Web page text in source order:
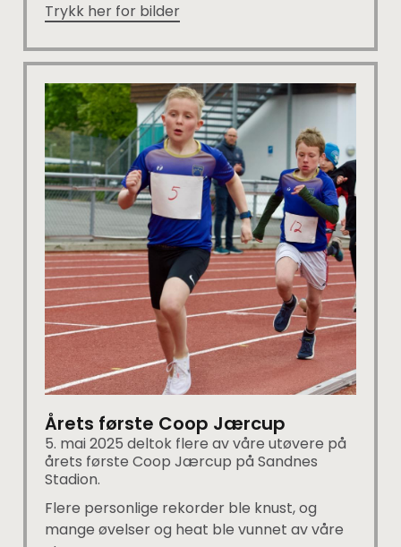
Trykk her for bilder
Årets første Coop Jærcup
5. mai 2025 deltok flere av våre utøvere på
årets første Coop Jærcup på Sandnes
Stadion.
Flere personlige rekorder ble knust, og
mange øvelser og heat ble vunnet av våre